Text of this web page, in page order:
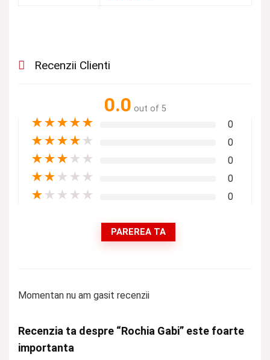
Recenzii Clienti
0.0 out of 5
★★★★★ 0
★★★★ ★ 0
★★★ ★ ★ 0
★★ ★ ★ ★ 0
★ ★ ★ ★ ★ 0
PAREREA TA
Momentan nu am gasit recenzii
Recenzia ta despre “Rochia Gabi” este foarte
importanta